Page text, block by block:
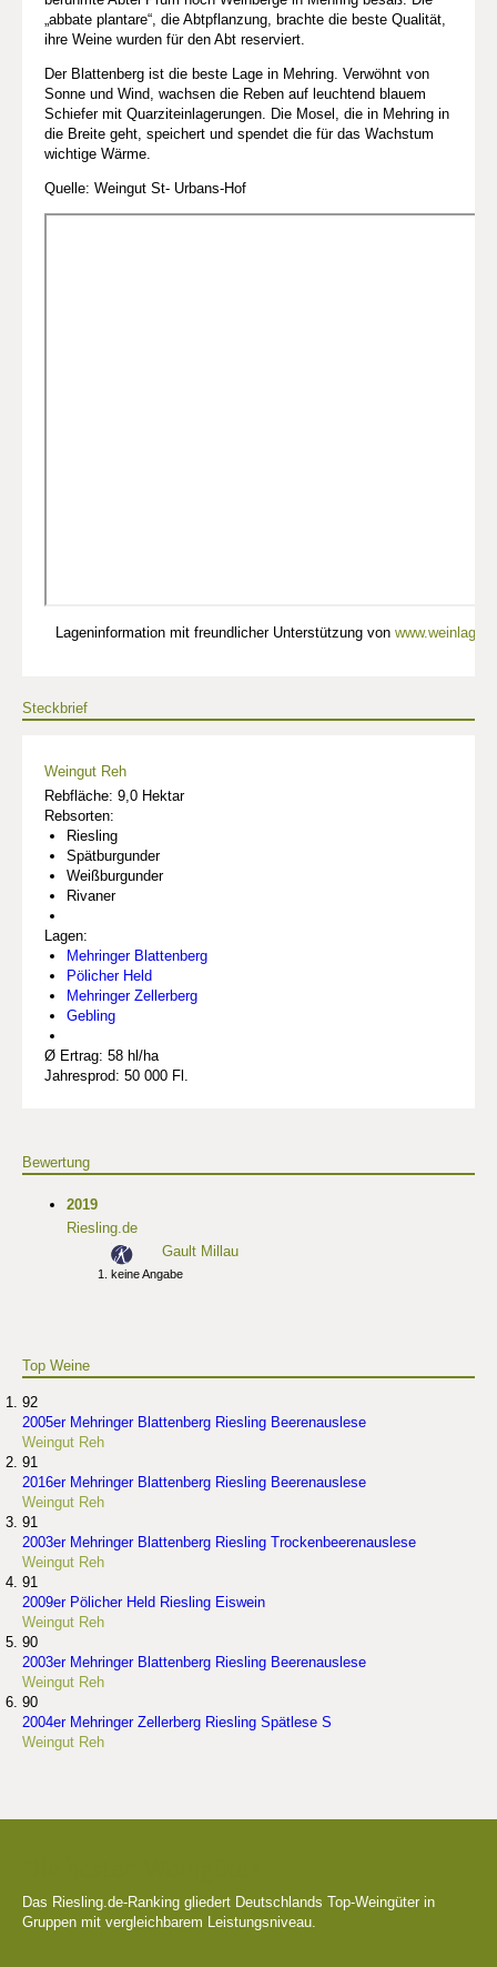
„abbate plantare“, die Abtpflanzung, brachte die beste Qualität,
ihre Weine wurden für den Abt reserviert.
Der Blattenberg ist die beste Lage in Mehring. Verwöhnt von
Sonne und Wind, wachsen die Reben auf leuchtend blauem
Schiefer mit Quarziteinlagerungen. Die Mosel, die in Mehring in
die Breite geht, speichert und spendet die für das Wachstum
wichtige Wärme.
Quelle: Weingut St- Urbans-Hof
Lageninformation mit freundlicher Unterstützung von
Steckbrief
Weingut Reh
Rebfläche: 9,0 Hektar
Rebsorten:
Riesling
Spätburgunder
Weißburgunder
Rivaner
Lagen:
Mehringer Blattenberg
Pölicher Held
Mehringer Zellerberg
Gebling
Ø Ertrag: 58 hl/ha
Jahresprod: 50 000 Fl.
Bewertung
2019
Riesling.de
Gault Millau
keine Angabe
Top Weine
92
2005er Mehringer Blattenberg Riesling Beerenauslese
Weingut Reh
91
2016er Mehringer Blattenberg Riesling Beerenauslese
Weingut Reh
91
2003er Mehringer Blattenberg Riesling Trockenbeerenauslese
Weingut Reh
91
2009er Pölicher Held Riesling Eiswein
Weingut Reh
90
2003er Mehringer Blattenberg Riesling Beerenauslese
Weingut Reh
90
2004er Mehringer Zellerberg Riesling Spätlese S
Weingut Reh
Das Riesling.de-Ranking gliedert Deutschlands Top-Weingüter in
Gruppen mit vergleichbarem Leistungsniveau.